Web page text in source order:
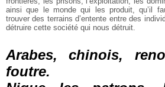
ainsi que le monde qui les produit, qu’il
trouver des terrains d’entente entre des
détruire cette société qui nous détruit.
Arabes, chinois,
foutre.